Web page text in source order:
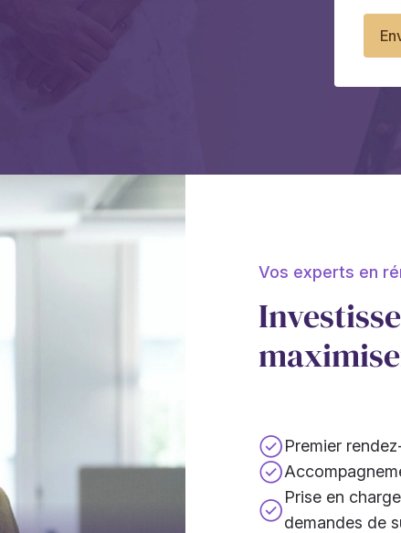
Vos experts en
Premier
Prise en
demandes de